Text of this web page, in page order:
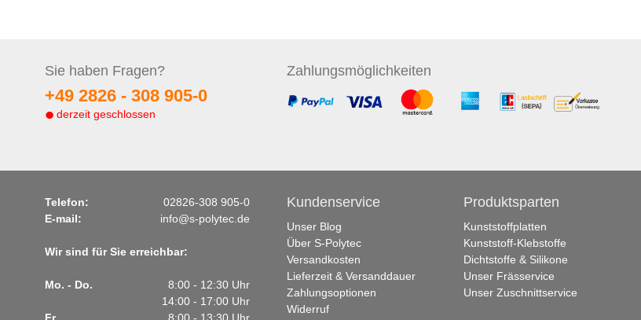
Sie haben Fragen?
+49 2826 - 308 905-0
derzeit geschlossen
Zahlungsmöglichkeiten
Telefon:
02826-308 905-0
E-mail:
info@s-polytec.de
Wir sind für Sie erreichbar:
Mo. - Do.
8:00 - 12:30 Uhr
14:00 - 17:00 Uhr
Kundenservice
Unser Blog
Über S-Polytec
Versandkosten
Lieferzeit & Versanddauer
Zahlungsoptionen
Widerruf
Produktsparten
Kunststoffplatten
Kunststoff-Klebstoffe
Dichtstoffe & Silikone
Unser Frässervice
Unser Zuschnittservice